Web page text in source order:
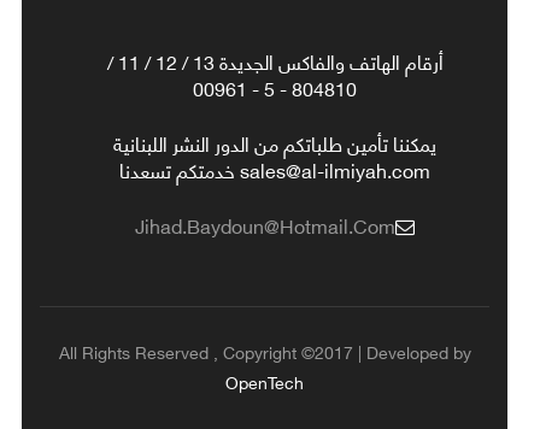
أرقام الهاتف والفاكس الجديدة 13 / 12 / 11 /
804810 - 5 - 00961
يمكننا تأمين طلباتكم من الدور النشر اللبنانية
sales@al-ilmiyah.com خدمتكم تسعدنا
Jihad.baydoun@hotmail.com
All Rights Reserved , Copyright ©2017 | Developed by
OpenTech